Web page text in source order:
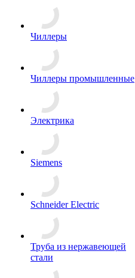
Чиллеры
Чиллеры промышленные
Электрика
Siemens
Schneider Electric
Труба из нержавеющей
стали